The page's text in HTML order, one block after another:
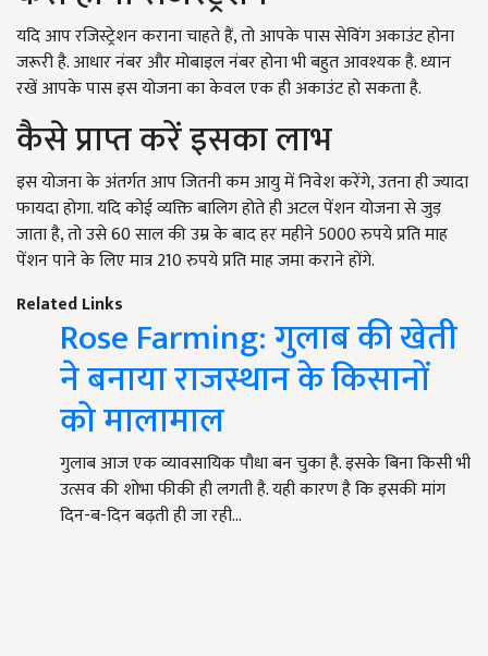
यदि आप रजिस्ट्रेशन कराना चाहते हैं, तो आपके पास सेविंग अकाउंट होना
जरूरी है. आधार नंबर और मोबाइल नंबर होना भी बहुत आवश्यक है. ध्यान
रखें आपके पास इस योजना का केवल एक ही अकाउंट हो सकता है.
कैसे प्राप्त करें इसका लाभ
इस योजना के अंतर्गत आप जितनी कम आयु में निवेश करेंगे, उतना ही ज्यादा
फायदा होगा. यदि कोई व्यक्ति बालिग होते ही अटल पेंशन योजना से जुड़
जाता है, तो उसे 60साल की उम्र के बाद हर महीने5000रुपये प्रति माह
पेंशन पाने के लिए मात्र210रुपये प्रति माह जमा कराने होंगे.
Related Links
Rose Farming: गुलाब की खेती
ने बनाया राजस्थान के किसानों
को मालामाल
गुलाब आज एक व्यावसायिक पौधा बन चुका है. इसके बिना किसी भी
उत्सव की शोभा फीकी ही लगती है. यही कारण है कि इसकी मांग
दिन-ब-दिन बढ़ती ही जा रही…